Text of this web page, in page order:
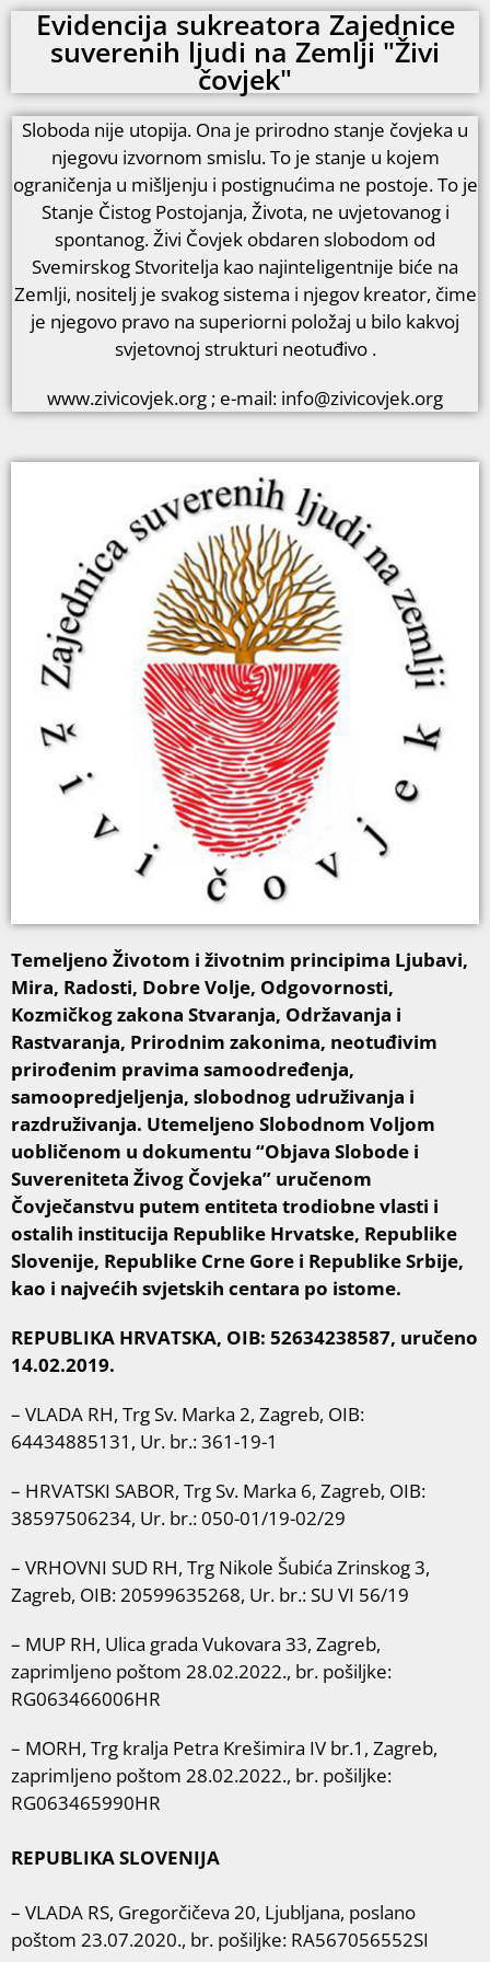
Evidencija sukreatora Zajednice
suverenih ljudi na Zemlji "Živi
čovjek"
Sloboda nije utopija. Ona je prirodno stanje čovjeka u
njegovu izvornom smislu. To je stanje u kojem
ograničenja u mišljenju i postignućima ne postoje. To je
Stanje Čistog Postojanja, Života, ne uvjetovanog i
spontanog. Živi Čovjek obdaren slobodom od
Svemirskog Stvoritelja kao najinteligentnije biće na
Zemlji, nositelj je svakog sistema i njegov kreator, čime
je njegovo pravo na superiorni položaj u bilo kakvoj
svjetovnoj strukturi neotuđivo .
www.zivicovjek.org ; e-mail: info@zivicovjek.org
Temeljeno Životom i životnim principima Ljubavi,
Mira, Radosti, Dobre Volje, Odgovornosti,
Kozmičkog zakona Stvaranja, Održavanja i
Rastvaranja, Prirodnim zakonima, neotuđivim
prirođenim pravima samoodređenja,
samoopredjeljenja, slobodnog udruživanja i
razdruživanja. Utemeljeno Slobodnom Voljom
uobličenom u dokumentu “Objava Slobode i
Suvereniteta Živog Čovjeka” uručenom
Čovječanstvu putem entiteta trodiobne vlasti i
ostalih institucija Republike Hrvatske, Republike
Slovenije, Republike Crne Gore i Republike Srbije,
kao i najvećih svjetskih centara po istome.
REPUBLIKA HRVATSKA, OIB: 52634238587, uručeno
14.02.2019.
– VLADA RH, Trg Sv. Marka 2, Zagreb, OIB:
64434885131, Ur. br.: 361-19-1
– HRVATSKI SABOR, Trg Sv. Marka 6, Zagreb, OIB:
38597506234, Ur. br.: 050-01/19-02/29
– VRHOVNI SUD RH, Trg Nikole Šubića Zrinskog 3,
Zagreb, OIB: 20599635268, Ur. br.: SU VI 56/19
– MUP RH, Ulica grada Vukovara 33, Zagreb,
zaprimljeno poštom 28.02.2022., br. pošiljke:
RG063466006HR
– MORH, Trg kralja Petra Krešimira IV br.1, Zagreb,
zaprimljeno poštom 28.02.2022., br. pošiljke:
RG063465990HR
REPUBLIKA SLOVENIJA
– VLADA RS, Gregorčičeva 20, Ljubljana, poslano
poštom 23.07.2020., br. pošiljke: RA567056552SI